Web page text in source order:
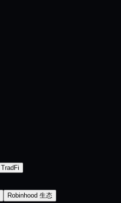
TradFi
Robinhood 生态